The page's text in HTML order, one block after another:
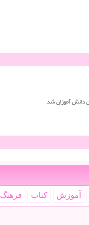
دانش آموزان شد
آموزش كتاب فرهنگ